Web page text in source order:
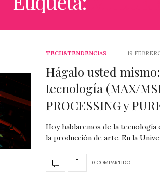
TECH&TENDENCIAS 19
Hágalo usted
tecnología (MAX/
PROCESSING y
Hoy hablaremos de la
la producción de arte. En la
0 COMPARTIDO